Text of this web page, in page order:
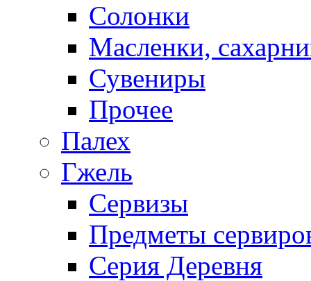
Солонки
Масленки,
Сувениры
Прочее
Палех
Гжель
Сервизы
Предметы
Серия Деревня